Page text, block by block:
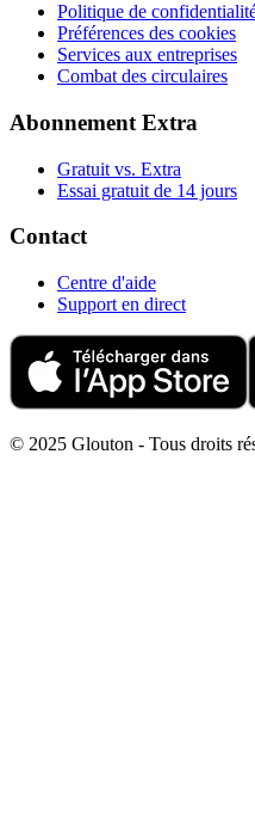
Politique de
Préférences des cookies
Services aux entreprises
Combat des circulaires
Abonnement Extra
Gratuit vs. Extra
Essai gratuit de 14 jours
Contact
Centre d'aide
Support en direct
© 2025 Glouton - Tous droits